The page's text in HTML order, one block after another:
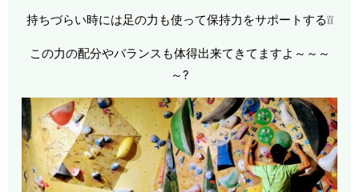
持ちづらい時には足の力も使って保持力をサポートする❕❕
この力の配分やバランスも体得出来てきてますよ～～～
～?